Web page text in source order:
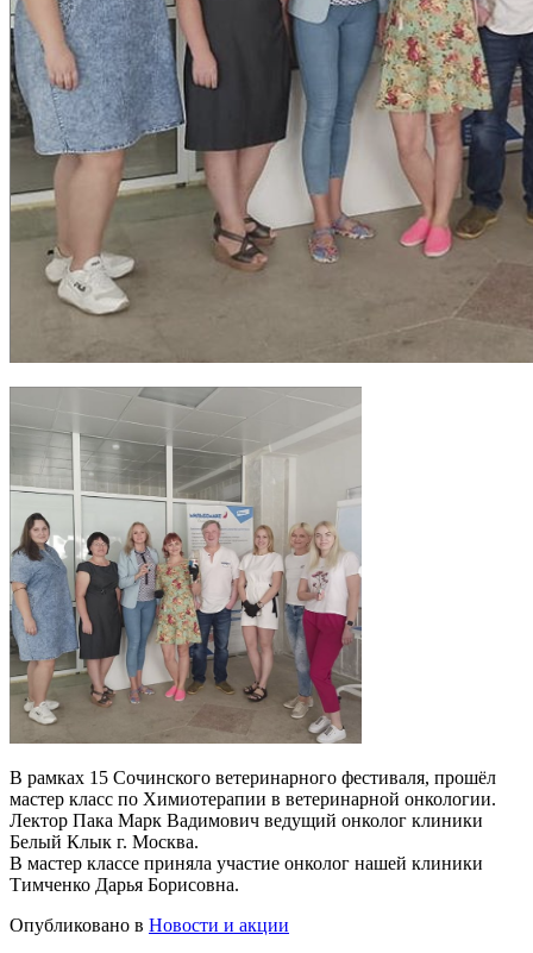
В рамках 15 Сочинского ветеринарного фестиваля, прошёл
мастер класс по Химиотерапии в ветеринарной онкологии.
Лектор Пака Марк Вадимович ведущий онколог клиники
Белый Клык г. Москва.
В мастер классе приняла участие онколог нашей клиники
Тимченко Дарья Борисовна.
Опубликовано в Новости и акции